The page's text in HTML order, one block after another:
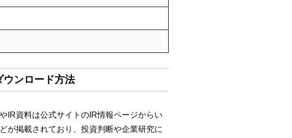
ウンロード方法
IR資料は公式サイトのIR情報ページからい
が掲載されており、投資判断や企業研究に